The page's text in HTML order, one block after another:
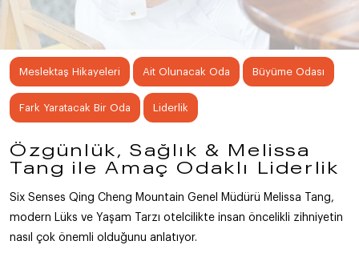
Meslektaş Hikayeleri Ait Olunacak Oda Büyüme Odası
Fark Yaratacak Bir Oda Liderlik
Özgünlük, Sağlık & Melissa
Tang ile Amaç Odaklı Liderlik
Six Senses Qing Cheng Mountain Genel Müdürü Melissa Tang,
modern Lüks ve Yaşam Tarzı otelcilikte insan öncelikli zihniyetin
nasıl çok önemli olduğunu anlatıyor.